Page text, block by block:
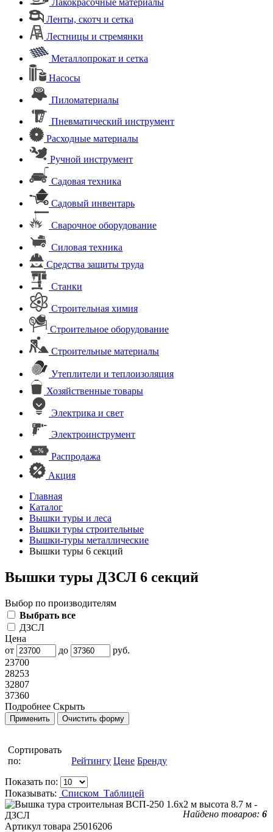
Лакокрасочные материалы
Ленты, скотч и сетка
Лестницы и стремянки
Металлопрокат и сетка
Насосы
Пиломатериалы
Пневматический инструмент
Расходные материалы
Ручной инструмент
Садовая техника
Садовый инвентарь
Сварочное оборудование
Силовая техника
Средства защиты труда
Станки
Строительная химия
Строительное оборудование
Строительные материалы
Утеплители и теплоизоляция
Хозяйственные товары
Электрика и свет
Электроинструмент
Распродажа
Акция
Главная
Каталог
Вышки туры и леса
Вышки туры строительные
Вышки-туры металлические
Вышки туры 6 секций
Вышки туры ДЗСЛ 6 секций
Выбор по производителям
Выбрать все
ДЗСЛ
Цена
от
до
руб.
23700
28253
32807
37360
Подробнее Скрыть
Сортировать
по:
Рейтингу Цене Бренду
Показать по:
Показывать: Списком Таблицей
Найдено товаров: 6
Артикул товара 25016206